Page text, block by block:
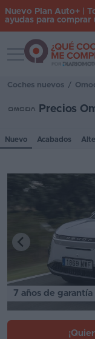
Iniciar
Coches
Renting
Suscripción
Stock
KM
Segunda
Nuevo Plan Auto+ |
ayudas para comprar
Toggle navigation
Coches nuevos /
Precios
Nuevo Acabados
7 años de garantía